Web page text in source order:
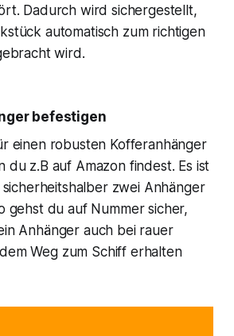
Dadurch wird sichergestellt,
automatisch zum richtigen
wird.
befestigen
einen robusten Kofferanhänger
du z.B auf Amazon findest. Es ist
zwei Anhänger
gehst du auf Nummer sicher,
Anhänger auch bei rauer
Weg zum Schiff erhalten